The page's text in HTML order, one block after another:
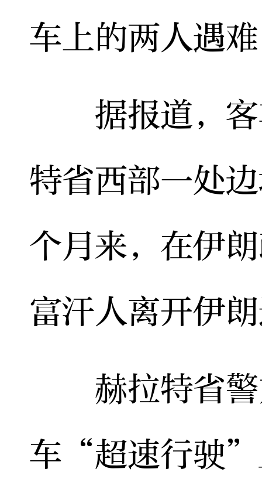
车上的两人遇
据报道，客
特省西部一处
个月来，在伊
富汗人离开伊
赫拉特省警
车“超速行驶”